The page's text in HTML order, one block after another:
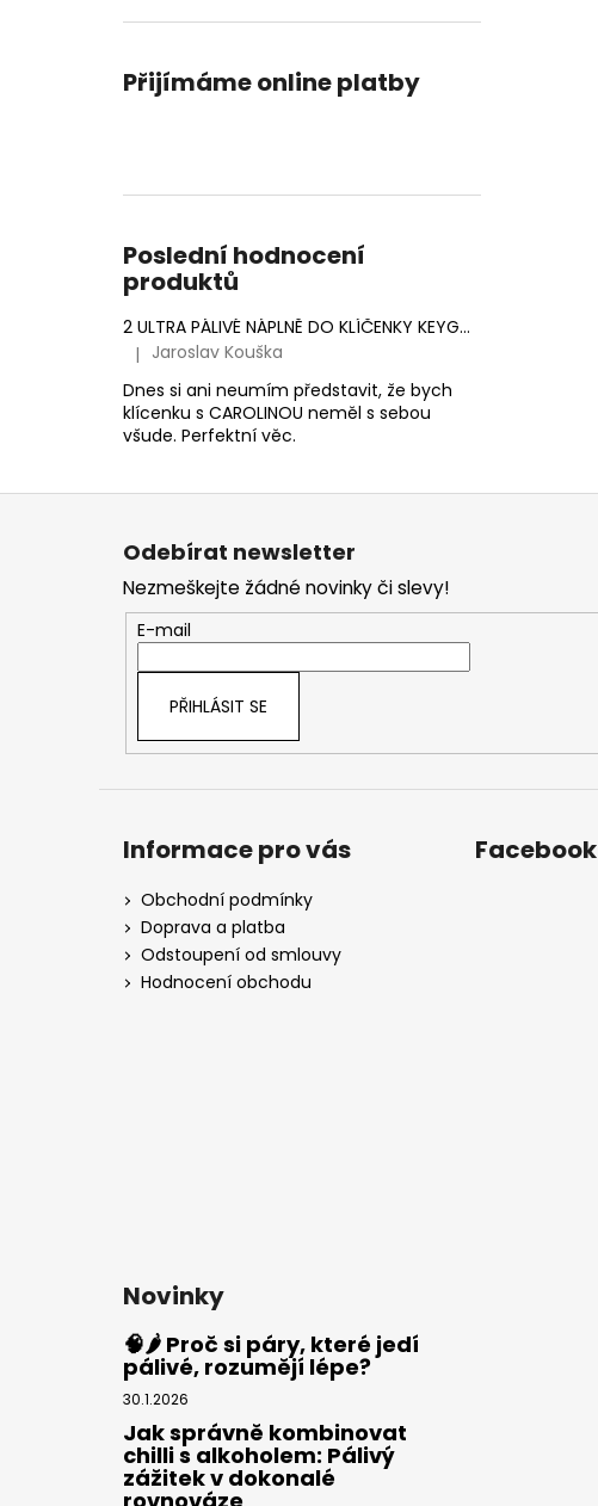
Přijímáme online platby
Poslední hodnocení
produktů
2 ULTRA PÁLIVÉ NÁPLNĚ DO KLÍČENKY KEYGOES (MORUGA SCORPION & CAROLINA REAPER)
Hodnocení produktu je 5 z 5 hvězdiček.
| Jaroslav Kouška
Dnes si ani neumím představit, že bych
klícenku s CAROLINOU neměl s sebou
všude. Perfektní věc.
Z
Odebírat newsletter
Nezmeškejte žádné novinky či slevy!
E-mail
PŘIHLÁSIT SE
Informace pro vás
Obchodní podmínky
Doprava a platba
Odstoupení od smlouvy
Hodnocení obchodu
Facebook
Novinky
🧠🌶️ Proč si páry, které jedí
pálivé, rozumějí lépe?
30.1.2026
Jak správně kombinovat
chilli s alkoholem: Pálivý
zážitek v dokonalé